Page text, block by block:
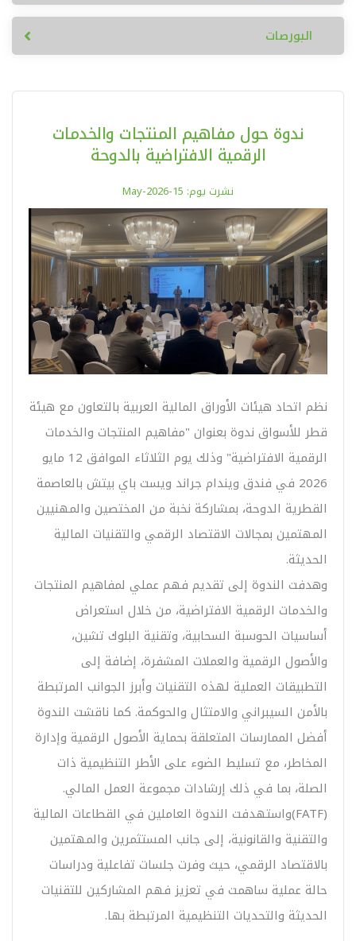
البورصات
ندوة حول مفاهيم المنتجات والخدمات
الرقمية الافتراضية بالدوحة
نشرت يوم: 15-May-2026
نظم اتحاد ھیئات الأوراق المالیة العربیة بالتعاون مع هيئة
قطر للأسواق ندوة بعنوان "مفاهيم المنتجات والخدمات
الرقمية الافتراضية" وذلك يوم الثلاثاء الموافق 12 مايو
2026 في فندق ويندام جراند ويست باي بيتش بالعاصمة
القطرية الدوحة، بمشاركة نخبة من المختصين والمهنيين
المهتمين بمجالات الاقتصاد الرقمي والتقنيات المالية
الحديثة.
وهدفت الندوة إلى تقديم فهم عملي لمفاهيم المنتجات
والخدمات الرقمية الافتراضية، من خلال استعراض
أساسيات الحوسبة السحابية، وتقنية البلوك تشين،
والأصول الرقمية والعملات المشفرة، إضافة إلى
التطبيقات العملية لهذه التقنيات وأبرز الجوانب المرتبطة
بالأمن السيبراني والامتثال والحوكمة. كما ناقشت الندوة
أفضل الممارسات المتعلقة بحماية الأصول الرقمية وإدارة
المخاطر، مع تسليط الضوء على الأطر التنظيمية ذات
الصلة، بما في ذلك إرشادات مجموعة العمل المالي.
(FATF)واستهدفت الندوة العاملين في القطاعات المالية
والتقنية والقانونية، إلى جانب المستثمرين والمهتمين
بالاقتصاد الرقمي، حيث وفرت جلسات تفاعلية ودراسات
حالة عملية ساهمت في تعزيز فهم المشاركين للتقنيات
الحديثة والتحديات التنظيمية المرتبطة بها.